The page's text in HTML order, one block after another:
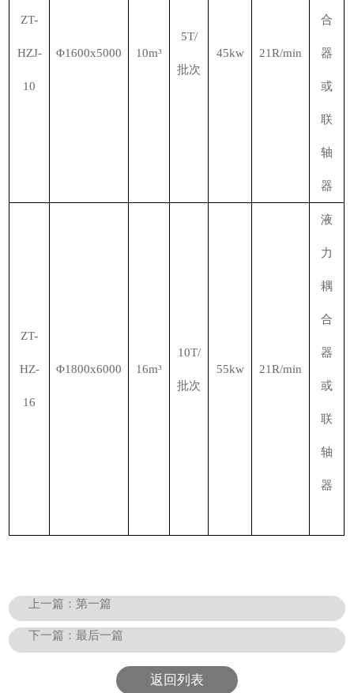
ZT-
HZJ-
10
Φ1600x5000 10m³
5T/
批次
45kw 21R/min
合
器
或
联
轴
器
ZT-
HZ-
16
Φ1800x6000 16m³
10T/
批次
55kw 21R/min
液
力
耦
合
器
或
联
轴
器
上一篇：第一篇
下一篇：最后一篇
返回列表